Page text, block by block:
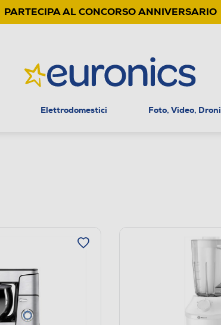
PARTECIPA AL CONCORSO ANNIVERSARIO
Elettrodomestici Foto, Video, Droni